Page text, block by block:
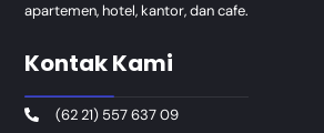
apartemen, hotel, kantor, dan cafe.
Kontak Kami
(62 21) 557 637 09